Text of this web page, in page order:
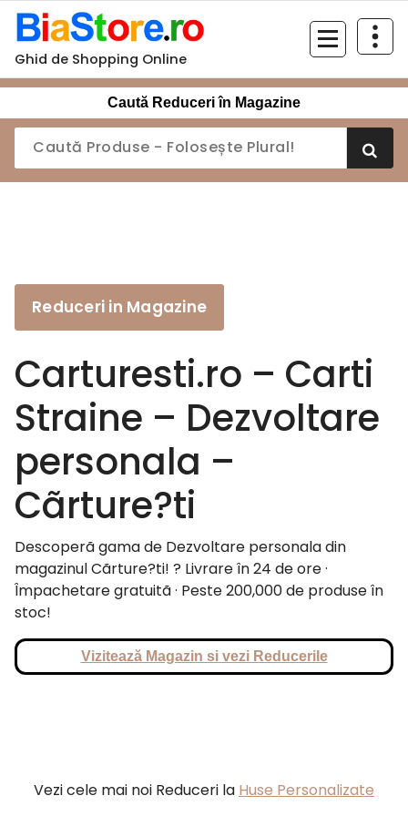
Sari
conținut
Ghid de Shopping Online
Caută Reduceri în Magazine
Reduceri in Magazine
Carturesti.ro – Carti
Straine – Dezvoltare
personala –
Cãrture?ti
Descoperã gama de Dezvoltare personala din
magazinul Cãrture?ti! ? Livrare în 24 de ore ·
Împachetare gratuitã · Peste 200,000 de produse în
stoc!
Vizitează Magazin si vezi Reducerile
Vezi cele mai noi Reduceri la Huse Personalizate